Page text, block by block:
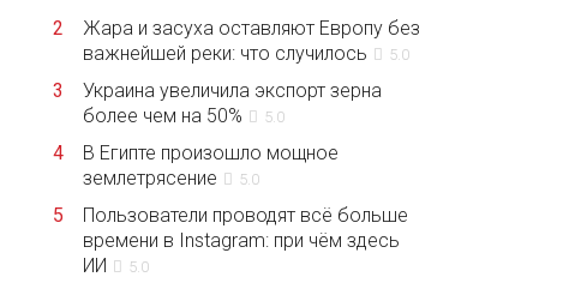
2
Жара и засуха оставляют Европу без
важнейшей реки: что случилось
5.0
3
Украина увеличила экспорт зерна
более чем на 50%
5.0
4
В Египте произошло мощное
землетрясение
5.0
5
Пользователи проводят всё больше
времени в Instagram: при чём здесь
ИИ
5.0